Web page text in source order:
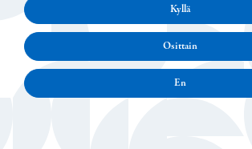
Kyllä
Osittain
En